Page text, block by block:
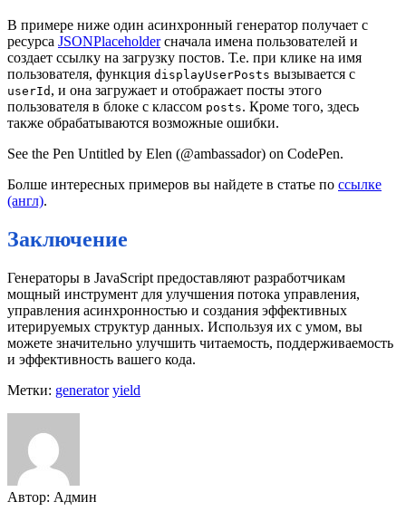
В примере ниже один асинхронный генератор получает с
ресурса JSONPlaceholderсначала имена пользователей и
создает ссылку на загрузку постов. Т.е. при клике на имя
пользователя, функция displayUserPosts вызывается с
userId , и она загружает и отображает посты этого
пользователя в блоке с классом posts. Кроме того, здесь
также обрабатываются возможные ошибки.
See the Pen Untitled by Elen (@ambassador) on CodePen.
Болше интересных примеров вы найдете в статье по ссылке
(англ).
Заключение
Генераторы в JavaScript предоставляют разработчикам
мощный инструмент для улучшения потока управления,
управления асинхронностью и создания эффективных
итерируемых структур данных. Используя их с умом, вы
можете значительно улучшить читаемость, поддерживаемость
и эффективность вашего кода.
Метки: generator yield
Автор: Админ